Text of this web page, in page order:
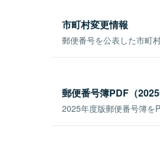
市町村変更情報
郵便番号を公表した市町
郵便番号簿PDF（2025
2025年度版郵便番号簿を